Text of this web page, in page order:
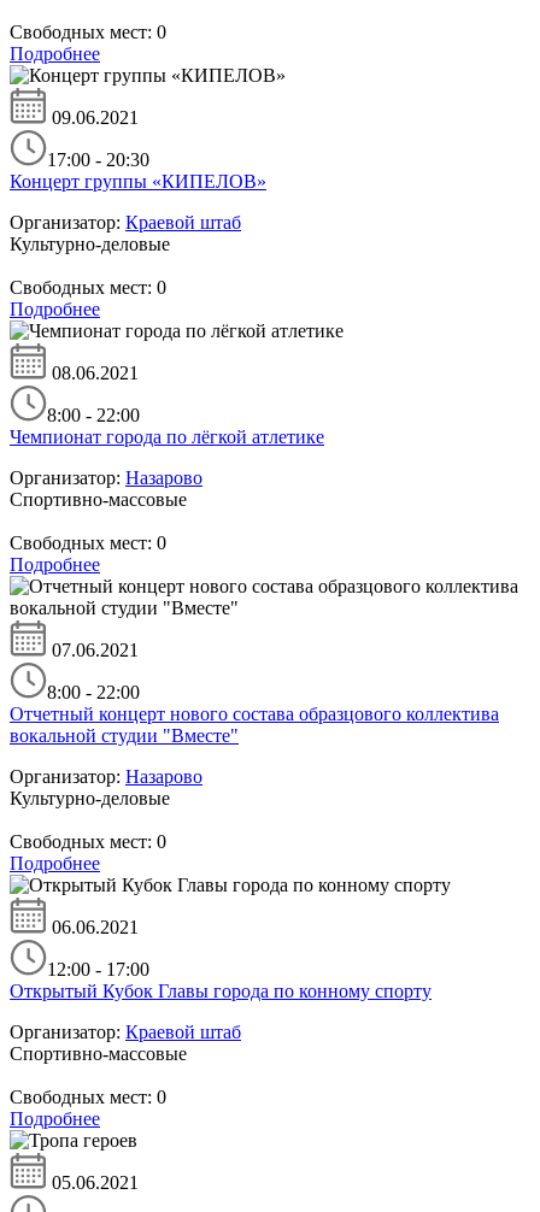
Свободных мест: 0
Подробнее
09.06.2021
17:00 - 20:30
Концерт группы «КИПЕЛОВ»
Организатор: Краевой штаб
Культурно-деловые
Свободных мест: 0
Подробнее
08.06.2021
8:00 - 22:00
Чемпионат города по лёгкой атлетике
Организатор: Назарово
Спортивно-массовые
Свободных мест: 0
Подробнее
07.06.2021
8:00 - 22:00
Отчетный концерт нового состава образцового коллектива
вокальной студии "Вместе"
Организатор: Назарово
Культурно-деловые
Свободных мест: 0
Подробнее
06.06.2021
12:00 - 17:00
Открытый Кубок Главы города по конному спорту
Организатор: Краевой штаб
Спортивно-массовые
Свободных мест: 0
Подробнее
05.06.2021